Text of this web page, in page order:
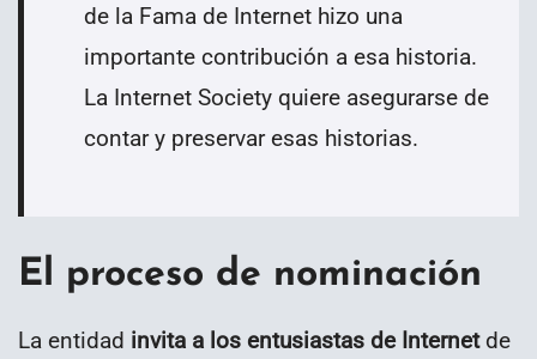
de la Fama de Internet hizo una
importante contribución a esa historia.
La Internet Society quiere asegurarse de
contar y preservar esas historias.
El proceso de nominación
La entidad invita a los entusiastas de Internetde